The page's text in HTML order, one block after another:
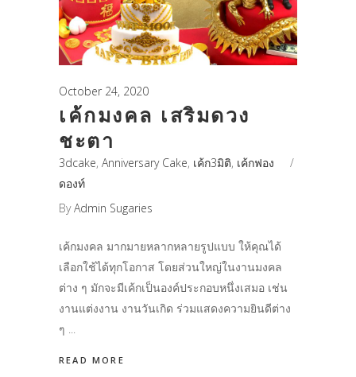
October 24, 2020
เค้กมงคล เสริมดวง
ชะตา
3dcake, Anniversary Cake, เค้ก3มิติ, เค้กฟอง
ดองท์
ByAdmin Sugaries
เค้กมงคล มากมายหลากหลายรูปแบบ ให้คุณได้
เลือกใช้ได้ทุกโอกาส โดยส่วนใหญ่ในงานมงคล
ต่าง ๆ มักจะมีเค้กเป็นองค์ประกอบหนึ่งเสมอ เช่น
งานแต่งงาน งานวันเกิด ร่วมแสดงความยินดีต่าง
ๆ
READ MORE